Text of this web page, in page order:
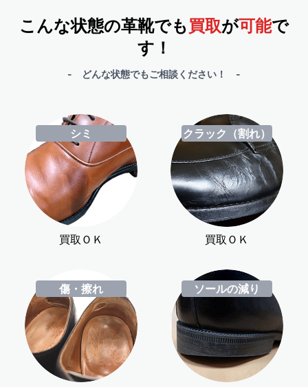
こんな状態の革靴でも買取が可能で
す！
- どんな状態でもご相談ください！ -
シミ
買取ＯＫ
クラック（割れ）
買取ＯＫ
傷・擦れ ソールの減り